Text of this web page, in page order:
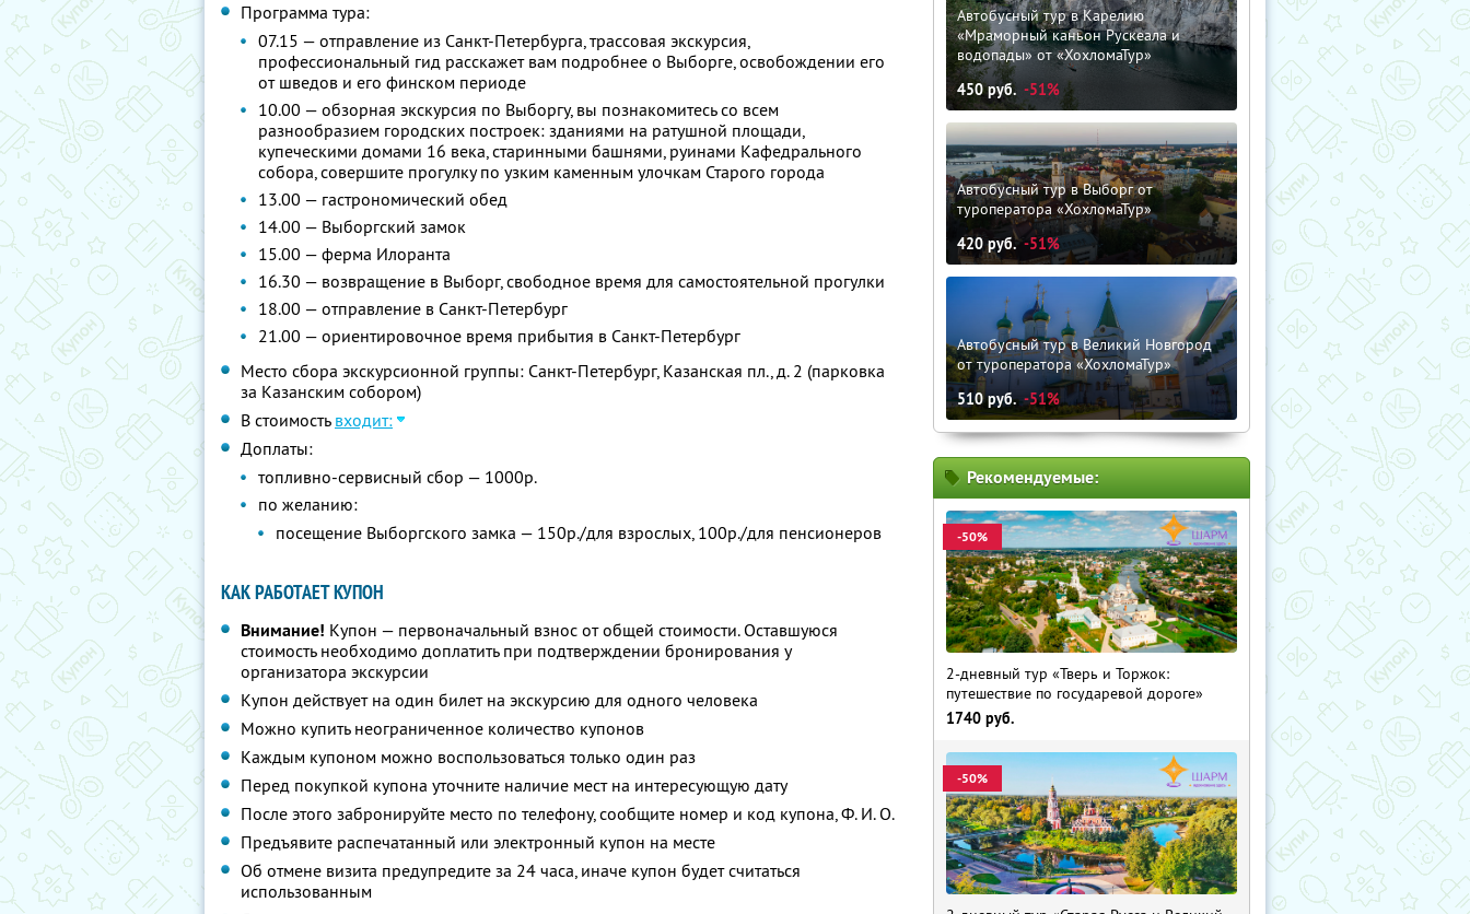
Программа тура:
07.15 — отправление из Санкт-Петербурга, трассовая экскурсия,
профессиональный гид расскажет вам подробнее о Выборге, освобождении его
от шведов и его финском периоде
10.00 — обзорная экскурсия по Выборгу, вы познакомитесь со всем
разнообразием городских построек: зданиями на ратушной площади,
купеческими домами 16 века, старинными башнями, руинами Кафедрального
собора, совершите прогулку по узким каменным улочкам Старого города
13.00 — гастрономический обед
14.00 — Выборгский замок
15.00 — ферма Илоранта
16.30 — возвращение в Выборг, свободное время для самостоятельной прогулки
18.00 — отправление в Санкт-Петербург
21.00 — ориентировочное время прибытия в Санкт-Петербург
Место сбора экскурсионной группы: Санкт-Петербург, Казанская пл., д. 2 (парковка
за Казанским собором)
В стоимость входит:
Доплаты:
топливно-сервисный сбор — 1000р.
по желанию:
посещение Выборгского замка — 150р./для взрослых, 100р./для пенсионеров
КАК РАБОТАЕТ КУПОН
Внимание! Купон — первоначальный взнос от общей стоимости. Оставшуюся
стоимость необходимо доплатить при подтверждении бронирования у
организатора экскурсии
Купон действует на один билет на экскурсию для одного человека
Можно купить неограниченное количество купонов
Каждым купоном можно воспользоваться только один раз
Перед покупкой купона уточните наличие мест на интересующую дату
После этого забронируйте место по телефону, сообщите номер и код купона, Ф. И. О.
Предъявите распечатанный или электронный купон на месте
Об отмене визита предупредите за 24 часа, иначе купон будет считаться
использованным
Автобусный тур в Карелию
«Мраморный каньон Рускеала и
водопады» от «ХохломаТур»
450руб. -51%
Автобусный тур в Выборг от
туроператора «ХохломаТур»
420руб. -51%
Автобусный тур в Великий Новгород
от туроператора «ХохломаТур»
510руб. -51%
Рекомендуемые:
-50%
2-дневный тур «Тверь и Торжок:
путешествие по государевой дороге»
1740 руб.
-50%